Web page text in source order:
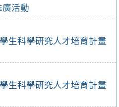
廣活動
生科學研究人才培育計畫
生科學研究人才培育計畫